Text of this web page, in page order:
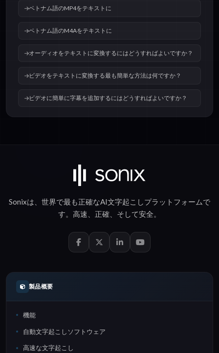
ベトナム語のMP4をテキストに
ベトナム語のM4Aをテキストに
オーディオをテキストに変換するにはどうすればよいですか？
ビデオをテキストに変換する最も簡単な方法は何ですか？
ビデオに簡単に字幕を追加するにはどうすればよいですか？
Sonixは、世界で最も正確なAI文字起こしプラットフォームで
す。 高速 正確 、そして安全。
製品概要
機能
自動文字起こしソフトウェア
高速な文字起こし